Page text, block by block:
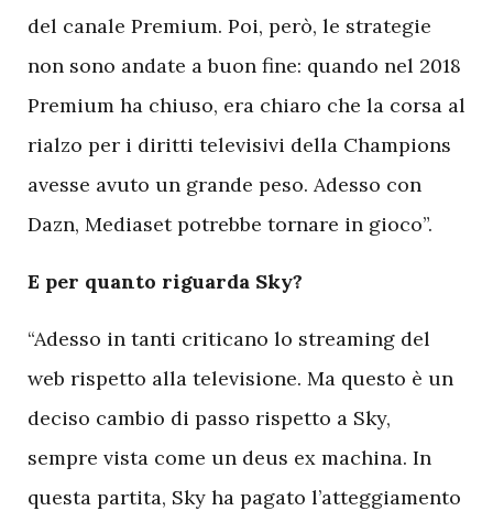
del canale Premium. Poi, però, le strategie
non sono andate a buon fine: quando nel 2018
Premium ha chiuso, era chiaro che la corsa al
rialzo per i diritti televisivi della Champions
avesse avuto un grande peso. Adesso con
Dazn, Mediaset potrebbe tornare in gioco”.
E per quanto riguarda Sky?
“Adesso in tanti criticano lo streaming del
web rispetto alla televisione. Ma questo è un
deciso cambio di passo rispetto a Sky,
sempre vista come un deus ex machina. In
questa partita, Sky ha pagato l’atteggiamento